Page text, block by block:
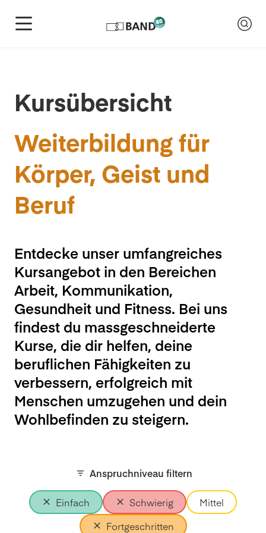
Kursübersicht
Weiterbildung für
Körper, Geist und
Beruf
Entdecke unser umfangreiches
Kursangebot in den Bereichen
Arbeit, Kommunikation,
Gesundheit und Fitness. Bei uns
findest du massgeschneiderte
Kurse, die dir helfen, deine
beruflichen Fähigkeiten zu
verbessern, erfolgreich mit
Menschen umzugehen und dein
Wohlbefinden zu steigern.
Anspruchniveau filtern
Einfach Schwierig
Mittel
Fortgeschritten